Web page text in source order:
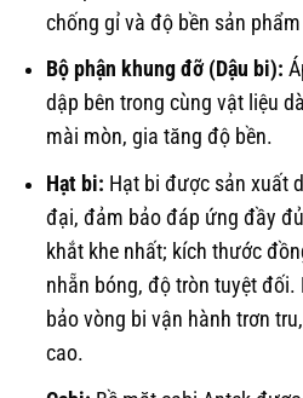
chống gỉ và độ bền sản
Bộ phận khung đỡ (Dậu bi):
dập bên trong cùng vật liệu
mài mòn, gia tăng độ bền.
Hạt bi: Hạt bi được sản xuất
đại, đảm bảo đáp ứng đầy
khắt khe nhất; kích thước
nhẵn bóng, độ tròn tuyệt
bảo vòng bi vận hành trơn
cao.